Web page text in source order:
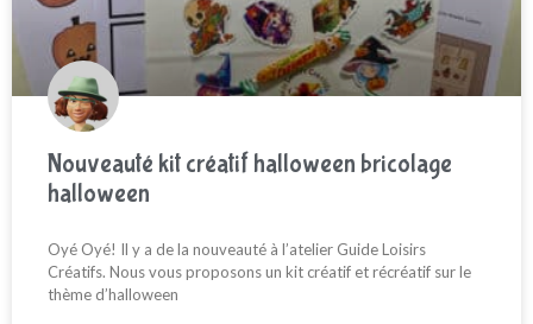
Nouveauté kit créatif halloween bricolage
halloween
Oyé Oyé! Il y a de la nouveauté à l’atelier Guide Loisirs
Créatifs. Nous vous proposons un kit créatif et récréatif sur le
thème d’halloween